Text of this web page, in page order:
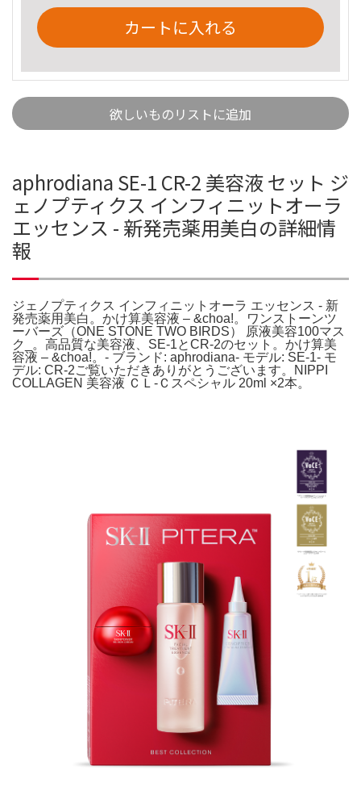
カートに入れる
欲しいものリストに追加
aphrodiana SE-1 CR-2 美容液 セット ジ
ェノプティクス インフィニットオーラ
エッセンス - 新発売薬用美白の詳細情
報
ジェノプティクス インフィニットオーラ エッセンス - 新
発売薬用美白。かけ算美容液 – &choa!。ワンストーンツ
ーバーズ（ONE STONE TWO BIRDS） 原液美容100マス
ク_。高品質な美容液、SE-1とCR-2のセット。かけ算美
容液 – &choa!。- ブランド: aphrodiana- モデル: SE-1- モ
デル: CR-2ご覧いただきありがとうございます。NIPPI
COLLAGEN 美容液 ＣＬ-Ｃスペシャル 20ml ×2本。